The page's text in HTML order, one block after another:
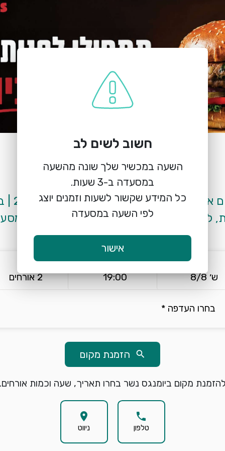
הזמנת מקום
יומנגס נשר
דרך בר יהודה 147, נשר
להזמנת מקום יש ליצור קשר טלפוני עם
keyboard_arrow_down
ש׳ 8/8
keyboard_arrow_down
19:00 2 אורחים
בחרו העדפה *
search הזמנת מקום
מקום ביומנגס נשר בחרו תאריך, שעה וכמות אורחים.
phone
טלפון
location_on
ניווט
חשוב לשים לב
השעה במכשיר שלך שונה מהשעה
כל המידע שקשור לשעות וזמנים יוצג
לפי השעה במסעדה
אישור